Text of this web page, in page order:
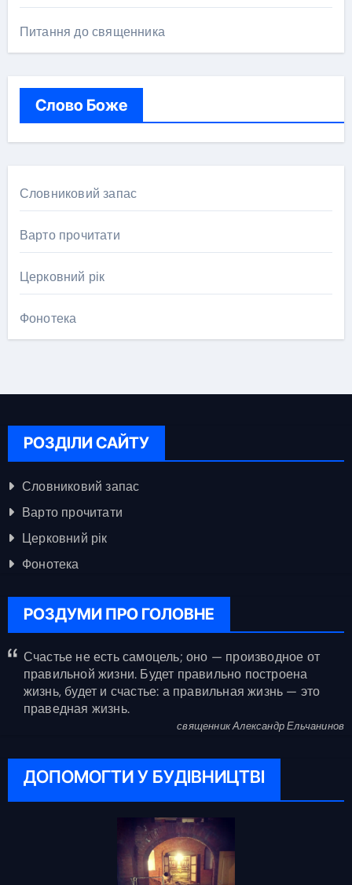
Питання до священника
Слово Боже
Словниковий запас
Варто прочитати
Церковний рік
Фонотека
РОЗДІЛИ САЙТУ
Словниковий запас
Варто прочитати
Церковний рік
Фонотека
РОЗДУМИ ПРО ГОЛОВНЕ
Счастье не есть самоцель; оно — производное от
правильной жизни. Будет правильно построена
жизнь, будет и счастье: а правильная жизнь — это
праведная жизнь.
священник Александр Ельчанинов
ДОПОМОГТИ У БУДІВНИЦТВІ